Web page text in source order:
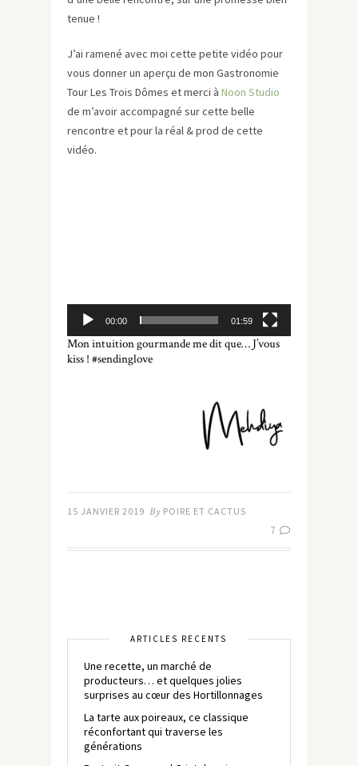
tenue !
J’ai ramené avec moi cette petite vidéo pour
vous donner un aperçu de mon Gastronomie
Tour Les Trois Dômes et merci à Noon Studio
de m’avoir accompagné sur cette belle
rencontre et pour la réal & prod de cette
vidéo.
00:00 01:59
Mon intuition gourmande me dit que… J’vous
kiss ! #sendinglove
15 JANVIER 2019 By POIRE ET CACTUS
7
ARTICLES RÉCENTS
Une recette, un marché de
producteurs… et quelques jolies
surprises au cœur des Hortillonnages
La tarte aux poireaux, ce classique
réconfortant qui traverse les
générations